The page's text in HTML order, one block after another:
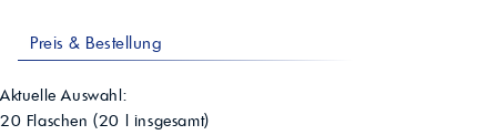
Brookfield-Viskosität bei -40 °C
5.500 mPas (DIN 51398)
-69 °C (ASTM D97)
Flammpunkt (COC)
Preis & Bestellung
Aktuelle Auswahl:
20 Flaschen (20 l insgesamt)